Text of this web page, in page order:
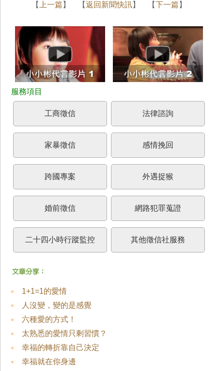
【 上一篇 】 【返回新聞快訊】 【下一篇 】
工商徵信 法律諮詢
家暴徵信 感情挽回
跨國專案 外遇捉猴
婚前徵信 網路犯罪蒐證
二十四小時行蹤監控 其他徵信社服務
1+1=1的愛情
人沒變，變的是感覺
六種愛的方式！
太熟悉的愛情只剩習慣？
幸福的轉折靠自己決定
幸福就在你身邊